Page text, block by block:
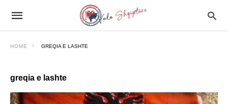
HOME GREQIA E LASHTE
greqia e lashte